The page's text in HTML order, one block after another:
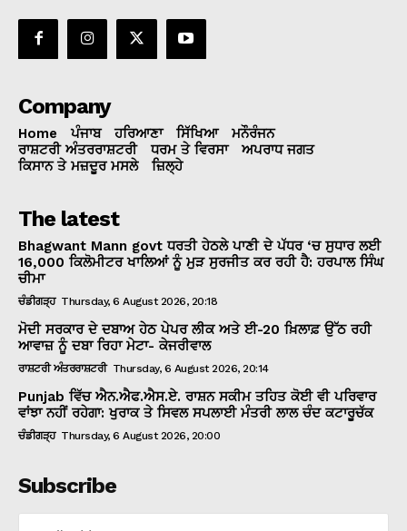
Company
Home ਪੰਜਾਬ ਹਰਿਆਣਾ ਸਿੱਖਿਆ
ਮਨੌਰੰਜਨ
ਰਾਸ਼ਟਰੀ ਅੰਤਰਰਾਸ਼ਟਰੀ
ਧਰਮ ਤੇ ਵਿਰਸਾ
ਅਪਰਾਧ ਜਗਤ
ਕਿਸਾਨ ਤੇ ਮਜ਼ਦੂਰ ਮਸਲੇ
ਜ਼ਿਲ੍ਹੇ
The latest
Bhagwant Mann govt ਧਰਤੀ ਹੇਠਲੇ ਪਾਣੀ ਦੇ ਪੱਧਰ ‘ਚ ਸੁਧਾਰ ਲਈ
16,000 ਕਿਲੋਮੀਟਰ ਖਾਲਿਆਂ ਨੂੰ ਮੁੜ ਸੁਰਜੀਤ ਕਰ ਰਹੀ ਹੈ: ਹਰਪਾਲ ਸਿੰਘ
ਚੀਮਾ
ਚੰਡੀਗੜ੍ਹ Thursday, 6 August 2026, 20:18
ਮੋਦੀ ਸਰਕਾਰ ਦੇ ਦਬਾਅ ਹੇਠ ਪੇਪਰ ਲੀਕ ਅਤੇ ਈ-20 ਖ਼ਿਲਾਫ਼ ਉੱਠ ਰਹੀ
ਆਵਾਜ਼ ਨੂੰ ਦਬਾ ਰਿਹਾ ਮੇਟਾ- ਕੇਜਰੀਵਾਲ
ਰਾਸ਼ਟਰੀ ਅੰਤਰਰਾਸ਼ਟਰੀ Thursday, 6 August 2026, 20:14
Punjab ਵਿੱਚ ਐਨ.ਐਫ.ਐਸ.ਏ. ਰਾਸ਼ਨ ਸਕੀਮ ਤਹਿਤ ਕੋਈ ਵੀ ਪਰਿਵਾਰ
ਵਾਂਝਾ ਨਹੀਂ ਰਹੇਗਾ: ਖੁਰਾਕ ਤੇ ਸਿਵਲ ਸਪਲਾਈ ਮੰਤਰੀ ਲਾਲ ਚੰਦ ਕਟਾਰੂਚੱਕ
ਚੰਡੀਗੜ੍ਹ Thursday, 6 August 2026, 20:00
Subscribe